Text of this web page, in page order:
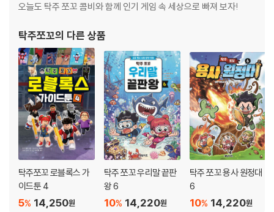
오늘도 탁주 쪼꼬 콤비와 함께 인기 게임 속 세상으로 빠져 보자!
탁주쪼꼬의 다른 상품
탁주쪼꼬 로블록스 가
이드툰 4
14,250원
5%
탁주 쪼꼬 우리말 끝판
왕 6
14,220원
10%
탁주 쪼꼬 용사 원정대
6
14,220원
10%